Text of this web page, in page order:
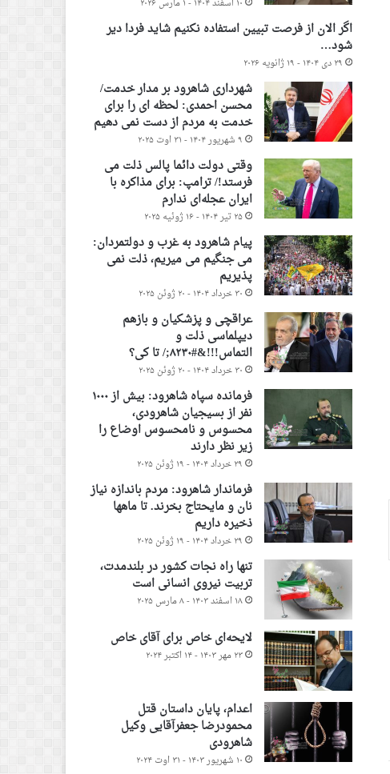
اگر الان از فرصت تبیین استفاده نکنیم شاید فردا دیر
شود…
۲۹ دی ۱۴۰۴ - ۱۹ ژانویه ۲۰۲۶
شهرداری شاهرود بر مدار خدمت/
محسن احمدی: لحظه ای را برای
خدمت به مردم از دست نمی دهیم
۹ شهریور ۱۴۰۴ - ۳۱ اوت ۲۰۲۵
وقتی دولت دائما پالس ذلت می
فرستد!/ ترامپ: برای مذاکره با
ایران عجله‌ای ندارم
۲۵ تیر ۱۴۰۴ - ۱۶ ژوئیه ۲۰۲۵
پیام شاهرود به غرب و دولتمردان:
می جنگیم می میریم، ذلت نمی
پذیریم
۳۰ خرداد ۱۴۰۴ - ۲۰ ژوئن ۲۰۲۵
عراقچی و پزشکیان و بازهم
دیپلماسی ذلت و
التماس!!!&#۸۲۳۰;/ تا کی؟
۳۰ خرداد ۱۴۰۴ - ۲۰ ژوئن ۲۰۲۵
فرمانده سپاه شاهرود: بیش از ۱۰۰۰
نفر از بسیجیان شاهرودی،
محسوس و نامحسوس اوضاع را
زیر نظر دارند
۲۹ خرداد ۱۴۰۴ - ۱۹ ژوئن ۲۰۲۵
فرماندار شاهرود: مردم باندازه نیاز
نان و مایحتاج بخرند. تا ماهها
ذخیره داریم
۲۹ خرداد ۱۴۰۴ - ۱۹ ژوئن ۲۰۲۵
تنها راه نجات کشور در بلندمدت،
تربیت نیروی انسانی است
۱۸ اسفند ۱۴۰۳ - ۸ مارس ۲۰۲۵
لایحه‌ای خاص برای آقای خاص
۲۳ مهر ۱۴۰۳ - ۱۴ اکتبر ۲۰۲۴
اعدام، پایان داستان قتل
محمودرضا جعفرآقایی وکیل
شاهرودی
۱۰ شهریور ۱۴۰۳ - ۳۱ اوت ۲۰۲۴